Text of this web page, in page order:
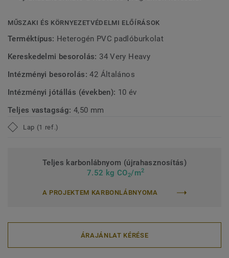
környezethez.
MŰSZAKI ÉS KÖRNYEZETVÉDELMI ELŐÍRÁSOK
Terméktípus: Heterogén PVC padlóburkolat
Kereskedelmi besorolás: 34 Very Heavy
Intézményi besorolás:42 Általános
Intézményi jótállás (években): 10 év
Teljes vastagság: 4,50 mm
Lap (1 ref.)
Teljes karbonlábnyom (újrahasznosítás)
7.52 kg CO2/m2
A PROJEKTEM KARBONLÁBNYOMA
ÁRAJÁNLAT KÉRÉSE